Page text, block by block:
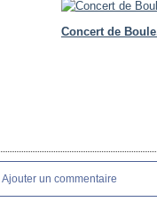
Concert de
Ajouter un commentaire